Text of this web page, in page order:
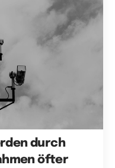
durch
öfter